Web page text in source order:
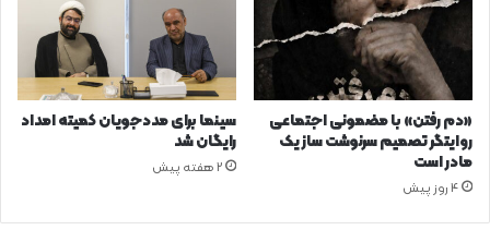
«دم رفتن» با مضمونی اجتماعی
روایتگر تصمیم سرنوشت ساز یک
مادر است
4 روز پیش
سینما برای مددجویان کمیته امداد
رایگان شد
2 هفته پیش